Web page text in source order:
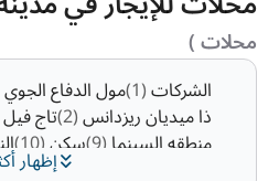
محلات )
إظهار
الشركات(1) مول الدفاع الجوي
ذا ميديان ريزدانس(2) تاج فيل
منطقه السينما(9) سكن(10)
زهراء مدينة